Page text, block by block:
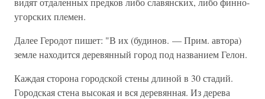
угорских племен.
Далее Геродот пишет: "В их (будинов. — Прим. автора)
земле находится деревянный город под названием Гелон.
Каждая сторона городской стены длиной в 30 стадий.
Городская стена высокая и вся деревянная. Из дерева